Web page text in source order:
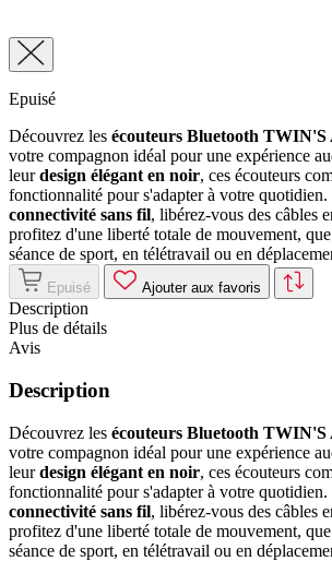
Epuisé
Découvrez les écouteurs Bluetooth
votre compagnon idéal pour une expérience
leurdesign élégant en noir, ces écouteurs
fonctionnalité pour s'adapter à votre quotidien.
connectivité sans fil, libérez-vous des câbles
profitez d'une liberté totale de mouvement,
séance de sport, en télétravail ou en
Epuisé Ajouter aux favoris
Description
Plus de détails
Avis
Description
Découvrez les écouteurs Bluetooth
votre compagnon idéal pour une expérience
leurdesign élégant en noir, ces écouteurs
fonctionnalité pour s'adapter à votre quotidien.
connectivité sans fil, libérez-vous des câbles
profitez d'une liberté totale de mouvement,
séance de sport, en télétravail ou en